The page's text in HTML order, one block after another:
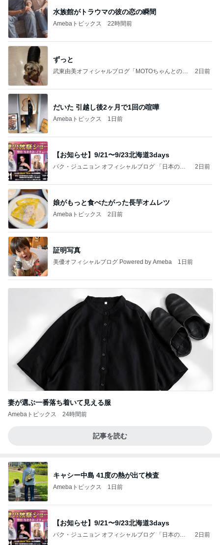
水族館がトラウマの彼の恋の瞬間
Amebaトピックス 22時間前
ずっと
武東由美オフィシャルブログ「MOTOちゃんとのは
2日前
だいた 引越し後2ヶ月で1回の喧嘩
Amebaトピックス 1日前
【お知らせ】9/21〜9/23北海道3days
パク・ジュニョン オフィシャルブログ 「日本の
2日前
娘がもっと食べたがった長芋オムレツ
Amebaトピックス 2日前
証明写真
美優オフィシャルブログ Powered by Ameba 1日前
妻が選ぶ一番落ち着いて見える服
Amebaトピックス 24時間前
記事を読む
キャシー中島 41度の熱が出て検査
Amebaトピックス 1日前
【お知らせ】9/21〜9/23北海道3days
パク・ジュニョン オフィシャルブログ 「日本の
2日前